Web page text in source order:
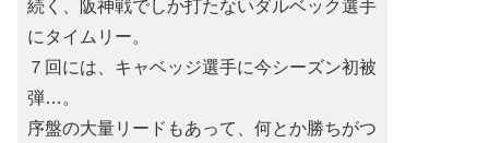
続く、阪神戦でしか打たないダルベック選手
にタイムリー。
７回には、キャベッジ選手に今シーズン初被
弾…。
序盤の大量リードもあって、何とか勝ちがつ